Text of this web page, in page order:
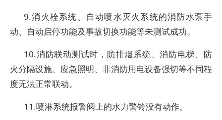
9.消火栓系统、自动喷水灭火系统的消防水泵手
动、自动启停功能及事故切换功能等未测试成功。
10.消防联动测试时，防排烟系统、消防电梯、防
火分隔设施、应急照明、非消防用电设备强切等不同程
度无法正常联动。
11.喷淋系统报警阀上的水力警铃没有动作。